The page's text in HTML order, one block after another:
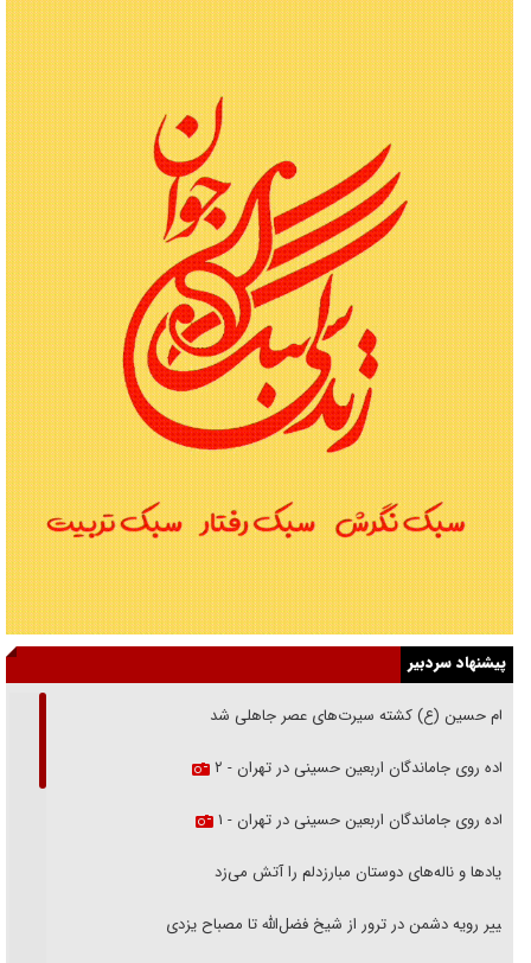
پیشنهاد سردبیر
امام حسین (ع) کشته سیرت‌های عصر جاهلی شد
پیاده روی جاماندگان اربعین حسینی در تهران - ۲
پیاده روی جاماندگان اربعین حسینی در تهران - ۱
فریاد‌ها و ناله‌های دوستان مبارزدلم را آتش می‌زد
تغییر رویه دشمن در ترور از شیخ فضل‌الله تا مصباح یزدی